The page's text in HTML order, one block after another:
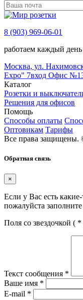
8 (903) 969-06-01
работаем каждый
Москва, ул.
Expo" 7вход Офис
Каталог
Розетки и
Решения для офисов
Помощь
Способы оплаты
Оптовикам Тарифы
Все права защищены.
Обратная связь
×
Если у Вас есть
пожалуйста
Поля со звездочкой ( *
Текст сообщения *
Ваше имя *
E-mail *